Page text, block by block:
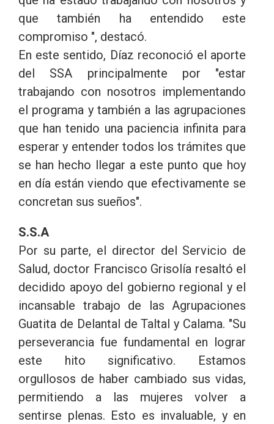
que también ha entendido este
compromiso ", destacó.
En este sentido, Díaz reconoció el aporte
del SSA principalmente por "estar
trabajando con nosotros implementando
el programa y también a las agrupaciones
que han tenido una paciencia infinita para
esperar y entender todos los trámites que
se han hecho llegar a este punto que hoy
en día están viendo que efectivamente se
concretan sus sueños".
S.S.A
Por su parte, el director del Servicio de
Salud, doctor Francisco Grisolía resaltó el
decidido apoyo del gobierno regional y el
incansable trabajo de las Agrupaciones
Guatita de Delantal de Taltal y Calama. "Su
perseverancia fue fundamental en lograr
este hito significativo. Estamos
orgullosos de haber cambiado sus vidas,
permitiendo a las mujeres volver a
sentirse plenas. Esto es invaluable, y en